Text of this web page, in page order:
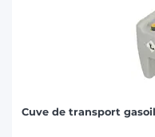
Cuve de transport gasoil